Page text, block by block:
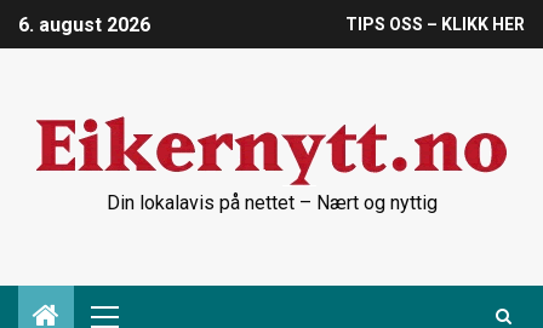
6. august 2026 TIPS OSS – KLIKK HER
Din lokalavis på nettet – Nært og nyttig